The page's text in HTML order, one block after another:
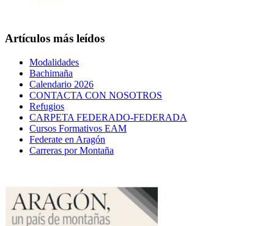
Artículos más leídos
Modalidades
Bachimaña
Calendario 2026
CONTACTA CON NOSOTROS
Refugios
CARPETA FEDERADO-FEDERADA
Cursos Formativos EAM
Federate en Aragón
Carreras por Montaña